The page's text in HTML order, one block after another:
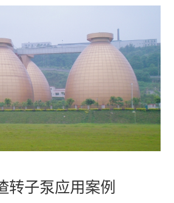
转子泵应用案例